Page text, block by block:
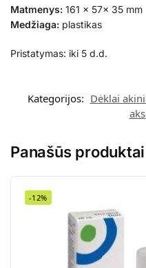
Matmenys: 161 x 57x 35 mm
Medžiaga: plastikas
Pristatymas: iki 5 d.d.
Kategorijos: Dėklai
Panašūs produktai
-12%